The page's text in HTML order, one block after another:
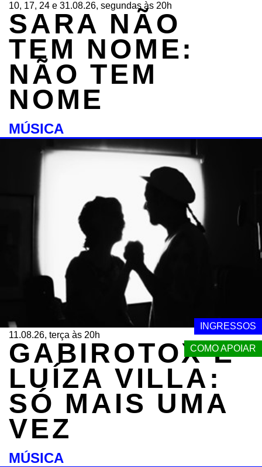
INGRESSOS
COMO APOIAR
10, 17, 24 e 31.08.26, segundas às 20h
SARA NÃO
TEM NOME:
NÃO TEM
NOME
MÚSICA
11.08.26, terça às 20h
GABIROTOX E
LUÍZA VILLA:
SÓ MAIS UMA
VEZ
MÚSICA